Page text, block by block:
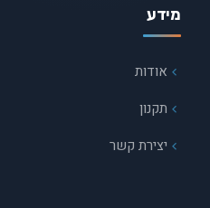
מידע
אודות
תקנון
יצירת קשר